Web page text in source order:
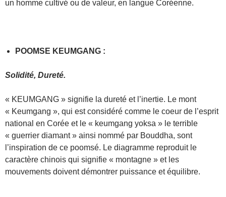
un homme cultivé ou de valeur, en langue Coréenne.
POOMSE KEUMGANG :
Solidité, Dureté.
« KEUMGANG » signifie la dureté et l’inertie. Le mont
« Keumgang », qui est considéré comme le coeur de l’esprit
national en Corée et le « keumgang yoksa » le terrible
« guerrier diamant » ainsi nommé par Bouddha, sont
l’inspiration de ce poomsé. Le diagramme reproduit le
caractère chinois qui signifie « montagne » et les
mouvements doivent démontrer puissance et équilibre.